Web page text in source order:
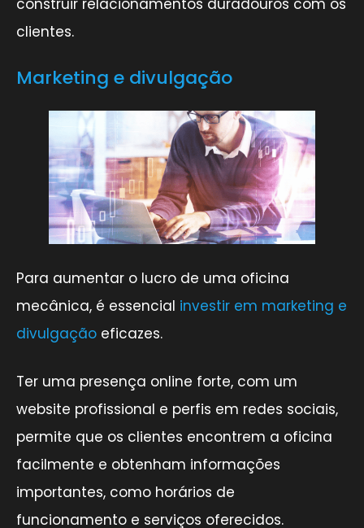
construir relacionamentos duradouros com os
clientes.
Marketing e divulgação
Para aumentar o lucro de uma oficina
mecânica, é essencial investir em marketing e
divulgação eficazes.
Ter uma presença online forte, com um
website profissional e perfis em redes sociais,
permite que os clientes encontrem a oficina
facilmente e obtenham informações
importantes, como horários de
funcionamento e serviços oferecidos.